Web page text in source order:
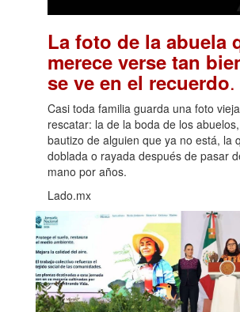
La foto de la abuela
merece verse tan
se ve en el recuerdo.
Casi toda familia guarda una foto
rescatar: la de la boda de los
bautizo de alguien que ya no está, la
doblada o rayada después de pasar
mano por años.
Lado.mx